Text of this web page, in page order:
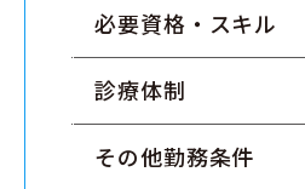
必要資格・スキル
診療体制
その他勤務条件